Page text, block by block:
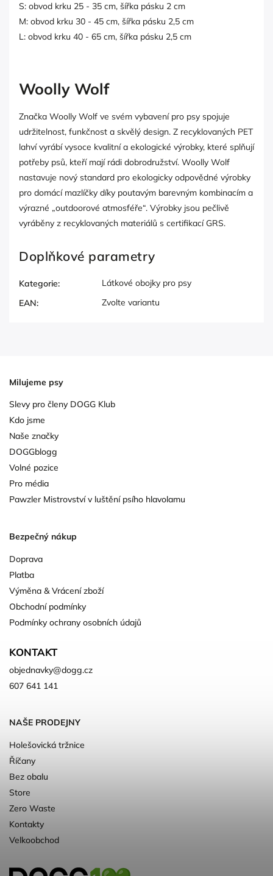
S: obvod krku 25 - 35 cm, šířka pásku 2 cm
M: obvod krku 30 - 45 cm, šířka pásku 2,5 cm
L: obvod krku 40 - 65 cm, šířka pásku 2,5 cm
Woolly Wolf
Značka Woolly Wolf ve svém vybavení pro psy spojuje
udržitelnost, funkčnost a skvělý design. Z recyklovaných PET
lahví vyrábí vysoce kvalitní a ekologické výrobky, které splňují
potřeby psů, kteří mají rádi dobrodružství. Woolly Wolf
nastavuje nový standard pro ekologicky odpovědné výrobky
pro domácí mazlíčky díky poutavým barevným kombinacím a
výrazné „outdoorové atmosféře“. Výrobky jsou pečlivě
vyráběny z recyklovaných materiálů s certifikací GRS.
Doplňkové parametry
Kategorie:
Látkové obojky pro psy
EAN: Zvolte variantu
Milujeme psy
Slevy pro členy DOGG Klub
Kdo jsme
Naše značky
DOGGblogg
Volné pozice
Pro média
Pawzler Mistrovství v luštění psího hlavolamu
Bezpečný nákup
Doprava
Platba
Výměna & Vrácení zboží
Obchodní podmínky
Podmínky ochrany osobních údajů
KONTAKT
objednavky@dogg.cz
607 641 141
NAŠE PRODEJNY
Holešovická tržnice
Říčany
Bez obalu
Store
Zero Waste
Kontakty
Velkoobchod